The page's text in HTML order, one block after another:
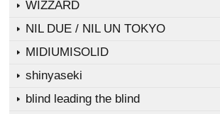
WIZZARD
NIL DUE / NIL UN TOKYO
MIDIUMISOLID
shinyaseki
blind leading the blind